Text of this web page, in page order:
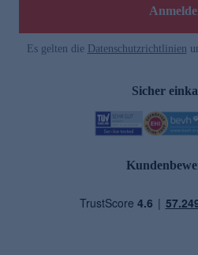
Es gelten die Datenschutzrichtlinien
Sicher